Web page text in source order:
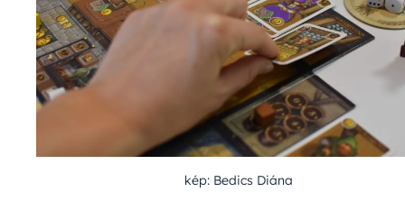
kép: Bedics Diána